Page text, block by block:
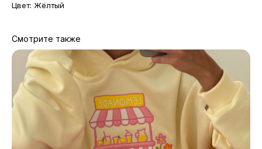
Цвет: Жёлтый
Смотрите также
МАГАЗИНЫ
Потрогать, примерить,
ВЛЮБИТЬСЯ И КУПИТЬ